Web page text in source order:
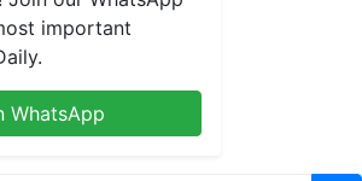
important
WhatsApp